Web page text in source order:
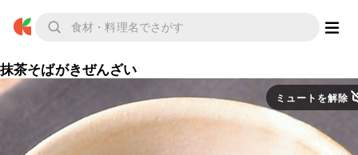
抹茶そばがきぜんざい
ミュートを解除